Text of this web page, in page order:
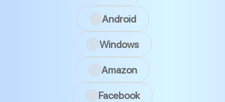
Android
Windows
Amazon
Facebook